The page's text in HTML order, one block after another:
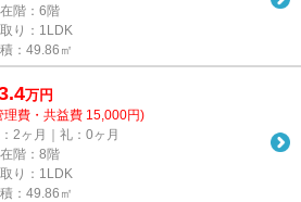
階：6階
り：1LDK
：49.86㎡
万円
理費・共益費 15,000円)
2ヶ月｜礼：0ヶ月
階：8階
り：1LDK
：49.86㎡